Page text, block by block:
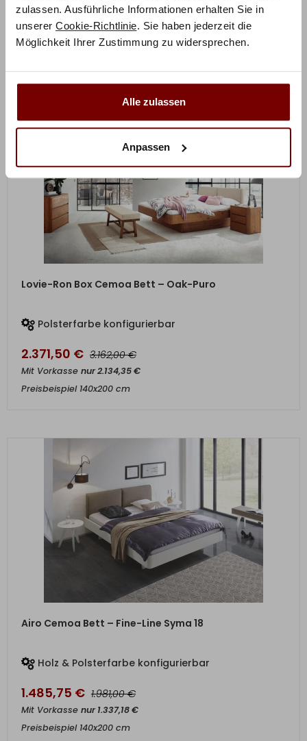
zulassen. Ausführliche Informationen erhalten Sie in
unserer Cookie-Richtlinie. Sie haben jederzeit die
Möglichkeit Ihrer Zustimmung zu widersprechen.
Alle zulassen
Anpassen
1.032,75€ 1.377,00 €
Mit Vorkassenur929,48€
Preisbeispiel 140x200 cm
Lovie-Ron Box Cemoa Bett – Oak-Puro
Polsterfarbe konfigurierbar
2.371,50 € 3.162,00€
Mit Vorkasse nur2.134,35€
Preisbeispiel 140x200 cm
ZUM PRODUKT
Airo Cemoa Bett – Fine-Line Syma 18
Holz & Polsterfarbe konfigurierbar
1.485,75 € 1.981,00€
Mit Vorkasse nur1.337,18€
Preisbeispiel 140x200 cm